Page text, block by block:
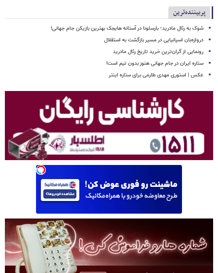
پربیننده‌ترین
شوک به رئال مادرید؛ بارسلونا در آستانه هایجک بهترین بازیکن جام جهانی!
دروازه‌بان اسپانیایی در مسیر بازگشت به استقلال
رونمایی از گران‌ترین خرید تاریخ رئال مادرید
ستاره ایران در جام جهانی هنوز بدون تیم است!
عکس | استوری مهدی طارمی برای ستاره اینتر